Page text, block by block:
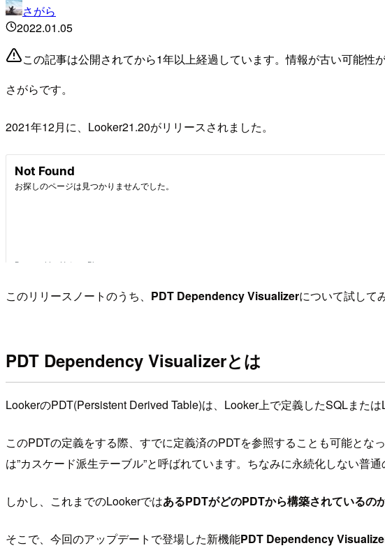
さがら
2022.01.05
この記事は公開されてから1年以上経過しています。情報が古い可能性
さがらです。
2021年12月に、Looker21.20がリリースされました。
このリリースノートのうち、 PDT Dependency Visualizerについて試して
PDT Dependency Visualizerとは
LookerのPDT(Persistent Derived Table)は、Looker上で定義したSQLまた
このPDTの定義をする際、すでに定義済のPDTを参照することも可能と
は”カスケード派生テーブル”と呼ばれています。ちなみに永続化しない普
しかし、これまでのLookerではあるPDTがどのPDTから構築されているの
そこで、今回のアップデートで登場した新機能PDT Dependency